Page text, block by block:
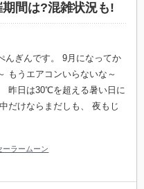
間は?混雑状況も!
んぎんです。 9月になってか
もうエアコンいらないな～
昨日は30℃を超える暑い日に
だけならまだしも、 夜もじ
ーラームーン